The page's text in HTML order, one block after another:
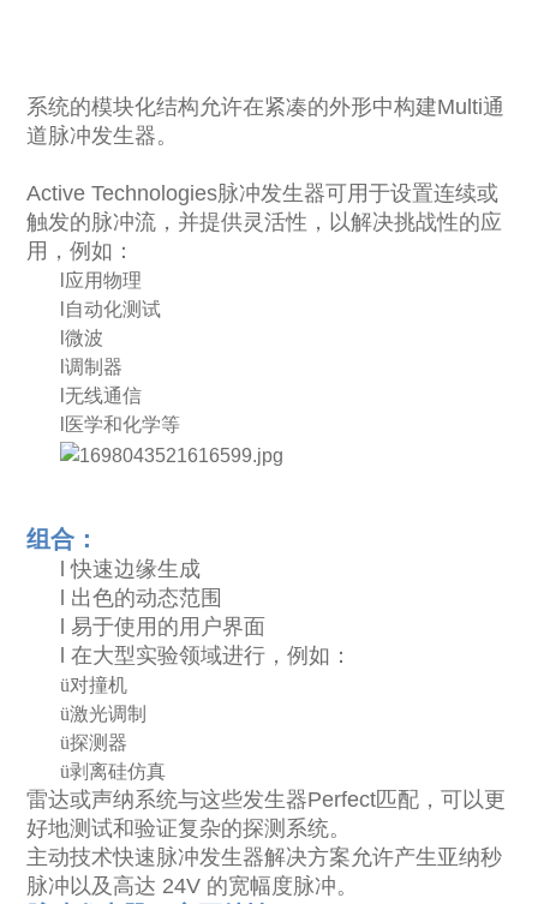
系统的模块化结构允许在紧凑的外形中构建Multi通
道脉冲发生器。
Active Technologies脉冲发生器可用于设置连续或
触发的脉冲流，并提供灵活性，以解决挑战性的应
用，例如：
l应用物理
l自动化测试
l微波
l调制器
l无线通信
l医学和化学等
组合：
l 快速边缘生成
l 出色的动态范围
l 易于使用的用户界面
l 在大型实验领域进行，例如：
ü对撞机
ü激光调制
ü探测器
ü剥离硅仿真
雷达或声纳系统与这些发生器Perfect匹配，可以更
好地测试和验证复杂的探测系统。
主动技术快速脉冲发生器解决方案允许产生亚纳秒
脉冲以及高达 24V 的宽幅度脉冲。